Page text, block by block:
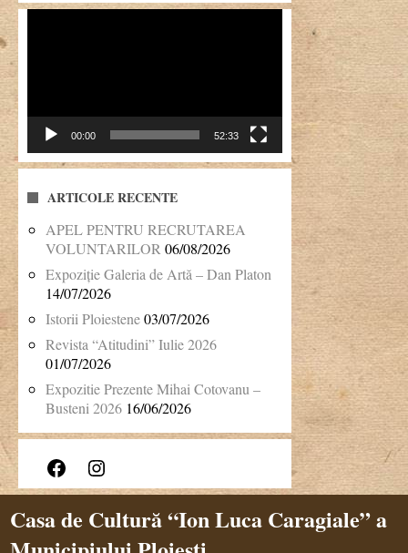
00:00 52:33
ARTICOLE RECENTE
APEL PENTRU RECRUTAREA
VOLUNTARILOR 06/08/2026
Expoziție Galeria de Artă – Dan Platon
14/07/2026
Istorii Ploiestene03/07/2026
Revista “Atitudini” Iulie 2026
01/07/2026
Expozitie Prezente Mihai Cotovanu –
Busteni 2026 16/06/2026
Facebook Instagram
Casa de Cultură “Ion Luca Caragiale” a